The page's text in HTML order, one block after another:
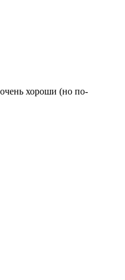
хороши (но по-